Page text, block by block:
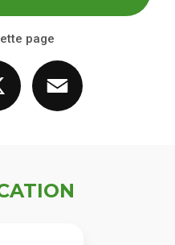
page